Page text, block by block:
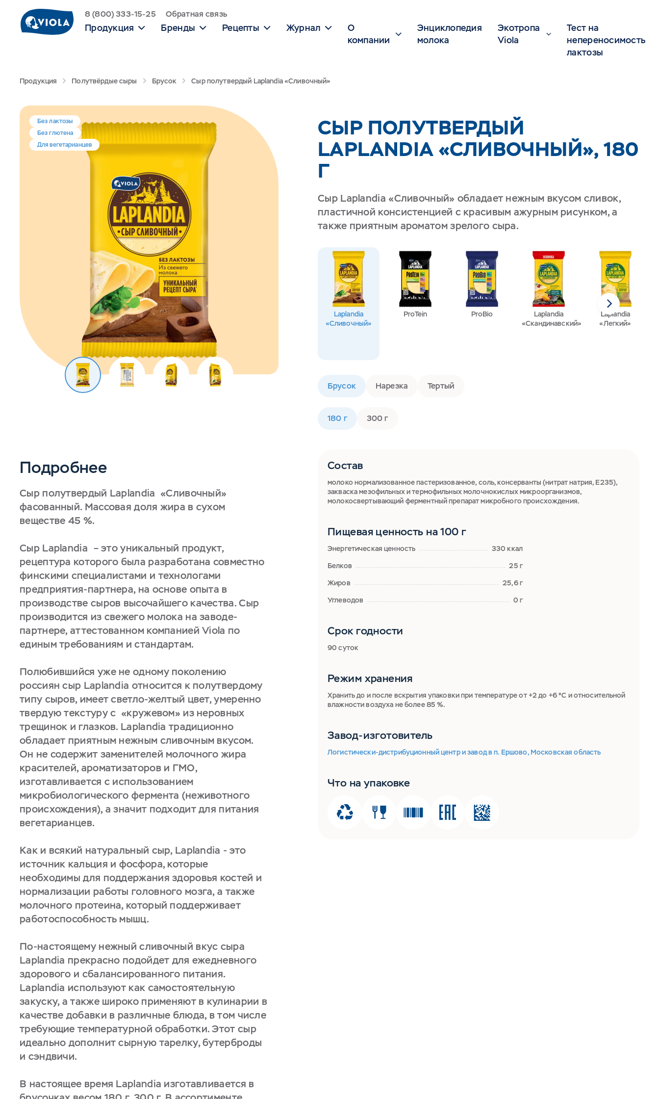
8 (800) 333-15-25 Обратная связь
Продукция Бренды Рецепты Журнал
О
компании
Энциклопедия
молока
Экотропа
Viola
Тест на
непереносимость
лактозы
Продукция Полутвёрдые сыры Брусок Сыр полутвердый Laplandia «Сливочный»
Без лактозы
Без глютена
Для вегетарианцев
Подробнее
Сыр полутвердый Laplandia «Сливочный»
фасованный. Массовая доля жира в сухом
веществе 45 %.
Сыр Laplandia – это уникальный продукт,
рецептура которого была разработана совместно
финскими специалистами и технологами
предприятия-партнера, на основе опыта в
производстве сыров высочайшего качества. Сыр
производится из свежего молока на заводе-
партнере, аттестованном компанией Viola по
единым требованиям и стандартам.
Полюбившийся уже не одному поколению
россиян сыр Laplandia относится к полутвердому
типу сыров, имеет светло-желтый цвет, умеренно
твердую текстуру с «кружевом» из неровных
трещинок и глазков. Laplandia традиционно
обладает приятным нежным сливочным вкусом.
Он не содержит заменителей молочного жира
красителей, ароматизаторов и ГМО,
изготавливается с использованием
микробиологического фермента (неживотного
происхождения), а значит подходит для питания
вегетарианцев.
Как и всякий натуральный сыр, Laplandia - это
источник кальция и фосфора, которые
необходимы для поддержания здоровья костей и
нормализации работы головного мозга, а также
молочного протеина, который поддерживает
работоспособность мышц.
По-настоящему нежный сливочный вкус сыра
Laplandia прекрасно подойдет для ежедневного
здорового и сбалансированного питания.
Laplandia используют как самостоятельную
закуску, а также широко применяют в кулинарии в
качестве добавки в различные блюда, в том числе
требующие температурной обработки. Этот сыр
идеально дополнит сырную тарелку, бутерброды
и сэндвичи.
В настоящее время Laplandia изготавливается в
СЫР ПОЛУТВЕРДЫЙ
LAPLANDIA «СЛИВОЧНЫЙ», 180
Г
Сыр Laplandia «Сливочный» обладает нежным вкусом сливок,
пластичной консистенцией с красивым ажурным рисунком, а
также приятным ароматом зрелого сыра.
Laplandia
«Сливочный»
ProTein ProBio
Laplandia
«Скандинавский»
Laplandia
«Легкий»
Брусок Нарезка Тертый
180 г 300 г
Состав
молоко нормализованное пастеризованное, соль, консерванты (нитрат натрия, Е235),
закваска мезофильных и термофильных молочнокислых микроорганизмов,
молокосвертывающий ферментный препарат микробного происхождения.
Пищевая ценность на 100 г
Энергетическая ценность
330 ккал
Белков
25 г
Жиров
25,6 г
Углеводов
0 г
Срок годности
90 суток
Режим хранения
Хранить до и после вскрытия упаковки при температуре от +2 до +6 °С и относительной
влажности воздуха не более 85 %.
Завод-изготовитель
Логистически-дистрибуционный центр и завод в п. Ершово, Московская область
Что на упаковке